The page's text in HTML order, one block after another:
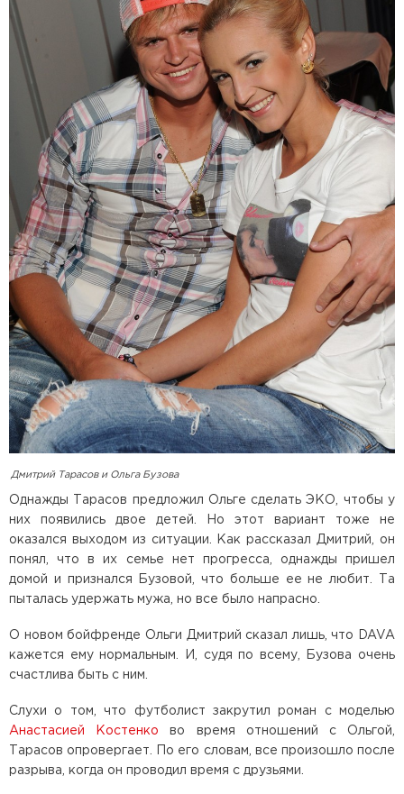
Дмитрий Тарасов и Ольга Бузова
Однажды Тарасов предложил Ольге сделать ЭКО, чтобы у
них появились двое детей. Но этот вариант тоже не
оказался выходом из ситуации. Как рассказал Дмитрий, он
понял, что в их семье нет прогресса, однажды пришел
домой и признался Бузовой, что больше ее не любит. Та
пыталась удержать мужа, но все было напрасно.
О новом бойфренде Ольги Дмитрий сказал лишь, что DAVA
кажется ему нормальным. И, судя по всему, Бузова очень
счастлива быть с ним.
Слухи о том, что футболист закрутил роман с моделью
Анастасией Костенко во время отношений с Ольгой,
Тарасов опровергает. По его словам, все произошло после
разрыва, когда он проводил время с друзьями.